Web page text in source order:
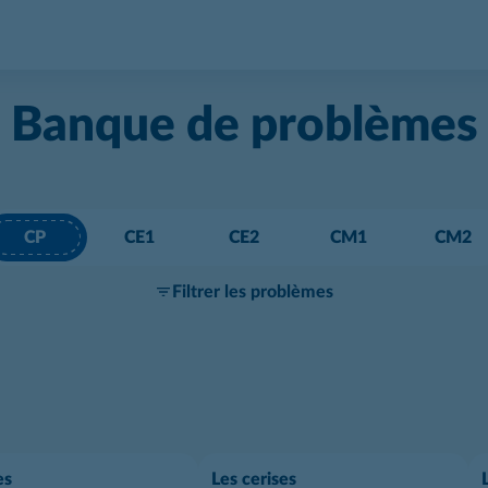
Banque de problèmes
CP CE1 CE2 CM1 CM2
Filtrer les problèmes
Les cerises